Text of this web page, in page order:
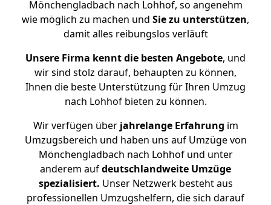
Mönchengladbach nach Lohhof, so angenehm
wie möglich zu machen und Sie zu unterstützen,
damit alles reibungslos verläuft
Unsere Firma kennt die besten Angebote, und
wir sind stolz darauf, behaupten zu können,
Ihnen die beste Unterstützung für Ihren Umzug
nach Lohhof bieten zu können.
Wir verfügen überjahrelange Erfahrung im
Umzugsbereich und haben uns auf Umzüge von
Mönchengladbach nach Lohhof und unter
anderem aufdeutschlandweite Umzüge
spezialisiert. Unser Netzwerk besteht aus
professionellen Umzugshelfern, die sich darauf